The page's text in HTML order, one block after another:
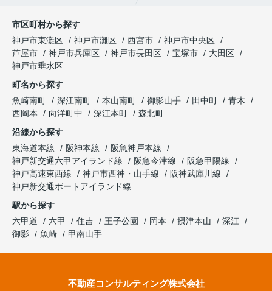
市区町村から探す
神戸市東灘区
神戸市灘区 西宮市
神戸市中央区
芦屋市
神戸市兵庫区 神戸市長田区 宝塚市
大田区
神戸市垂水区
町名から探す
魚崎南町
深江南町 本山南町 御影山手 田中町
青木
西岡本
向洋町中 深江本町
森北町
沿線から探す
東海道本線
阪神本線
阪急神戸本線
神戸新交通六甲アイランド線
阪急今津線
阪急甲陽線
神戸高速東西線
神戸市西神・山手線
阪神武庫川線
神戸新交通ポートアイランド線
駅から探す
六甲道
六甲 住吉 王子公園 岡本 摂津本山
深江
御影
魚崎 甲南山手
不動産コンサルティング株式会社